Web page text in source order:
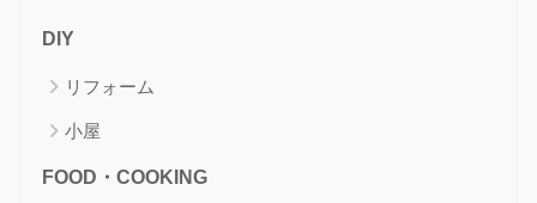
DIY
リフォーム
小屋
FOOD・COOKING